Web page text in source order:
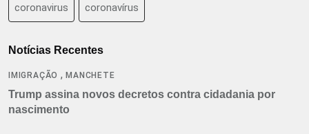
coronavirus coronavírus
Notícias Recentes
IMIGRAÇÃO ,MANCHETE
Trump assina novos decretos contra cidadania por
nascimento